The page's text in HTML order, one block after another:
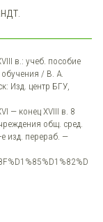
в.: учеб. пособие
/ В. А.
Изд. центр БГУ,
— конец XVIII в. 8
общ. сред.
изд. перераб. —